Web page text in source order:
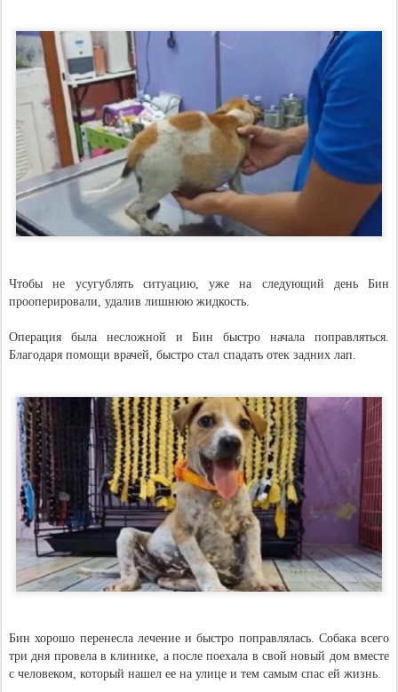
Чтобы не усугублять ситуацию, уже на следующий день Бин
прооперировали, удалив лишнюю жидкость.
Операция была несложной и Бин быстро начала поправляться.
Благодаря помощи врачей, быстро стал спадать отек задних лап.
Бин хорошо перенесла лечение и быстро поправлялась. Собака всего
три дня провела в клинике, а после поехала в свой новый дом вместе
с человеком, который нашел ее на улице и тем самым спас ей жизнь.